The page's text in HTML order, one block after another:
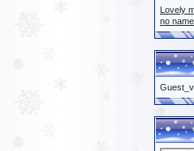
Lovely
no name